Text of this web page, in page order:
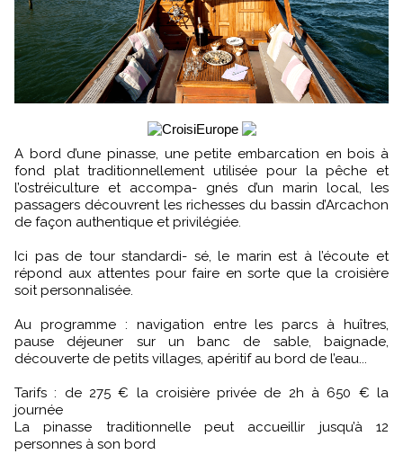
A bord d’une pinasse, une petite embarcation en bois à
fond plat traditionnellement utilisée pour la pêche et
l’ostréiculture et accompa- gnés d’un marin local, les
passagers découvrent les richesses du bassin d’Arcachon
de façon authentique et privilégiée.
Ici pas de tour standardi- sé, le marin est à l’écoute et
répond aux attentes pour faire en sorte que la croisière
soit personnalisée.
Au programme : navigation entre les parcs à huîtres,
pause déjeuner sur un banc de sable, baignade,
découverte de petits villages, apéritif au bord de l’eau...
Tarifs : de 275 € la croisière privée de 2h à 650 € la
journée
La pinasse traditionnelle peut accueillir jusqu’à 12
personnes à son bord